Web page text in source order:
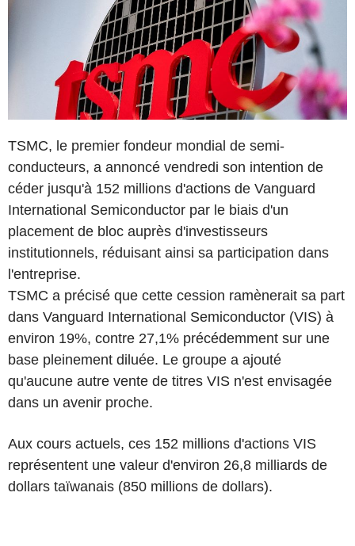
TSMC, le premier fondeur mondial de semi-
conducteurs, a annoncé vendredi son intention de
céder jusqu'à 152 millions d'actions de Vanguard
International Semiconductor par le biais d'un
placement de bloc auprès d'investisseurs
institutionnels, réduisant ainsi sa participation dans
l'entreprise.
TSMC a précisé que cette cession ramènerait sa part
dans Vanguard International Semiconductor (VIS) à
environ 19%, contre 27,1% précédemment sur une
base pleinement diluée. Le groupe a ajouté
qu'aucune autre vente de titres VIS n'est envisagée
dans un avenir proche.
Aux cours actuels, ces 152 millions d'actions VIS
représentent une valeur d'environ 26,8 milliards de
dollars taïwanais (850 millions de dollars).